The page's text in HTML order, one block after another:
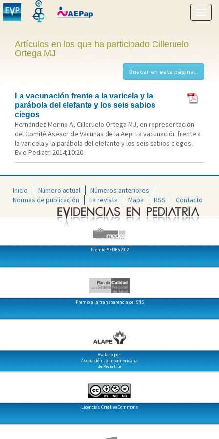
menú
Artículos en los que ha participado Cilleruelo
Ortega MJ
La vacunación frente a la varicela y la
parábola del elefante y los seis sabios
ciegos
Hernández Merino A, Cilleruelo Ortega MJ, en representación
del Comité Asesor de Vacunas de la Aep. La vacunación frente a
la varicela y la parábola del elefante y los seis sabios ciegos.
Evid Pediatr. 2014;10:20.
Inicio Número actual
Números anteriores
Normas de publicación
La revista Mapa RSS Contacto
Premio MEDES 2012
Premio a la transparencia del SNS
Avalado por:
Asociación Latinoamericana
de Pediatría
Licencias Creative Commons